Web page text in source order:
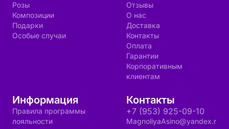
Розы
Композиции
Подарки
Особые случаи
Отзывы
О нас
Доставка
Контакты
Оплата
Гарантии
Корпоративным
клиентам
Информация
Правила программы
лояльности
Контакты
+7 (953) 925-09-10
MagnoliyaAsino@yandex.r